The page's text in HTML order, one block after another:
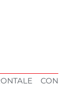
CON